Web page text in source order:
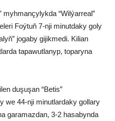
myhmançylykda “Wilýarreal”
Foýtuň 7-nji minutdaky goly
jogaby gijikmedi. Kilian
tapawutlanyp, toparyna
duşuşan “Betis”
we 44-nji minutlardaky gollary
garamazdan, 3-2 hasabynda